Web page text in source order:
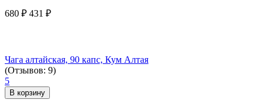
680 ₽ 431 ₽
Чага алтайская, 90 капс, Кум Алтая
(Отзывов: 9)
5
В корзину